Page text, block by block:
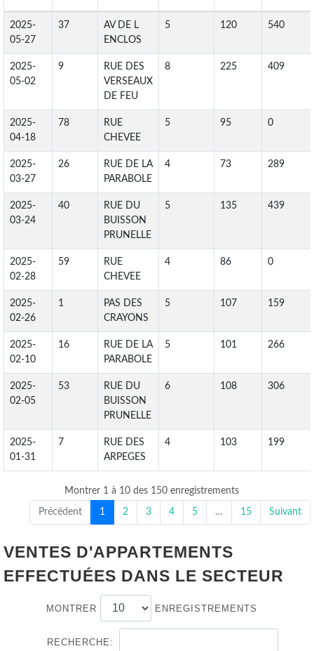
2025-
05-27
37
AV DE L
ENCLOS
5 120 540
2025-
05-02
9
RUE DES
VERSEAUX
DE FEU
8 225 409
2025-
04-18
78
RUE
CHEVEE
5 95 0
2025-
03-27
26
RUE DE LA
PARABOLE
4 73 289
2025-
03-24
40
RUE DU
BUISSON
PRUNELLE
5 135 439
2025-
02-28
59
RUE
CHEVEE
4 86 0
2025-
02-26
1
PAS DES
CRAYONS
5 107 159
2025-
02-10
16
RUE DE LA
PARABOLE
5 101 266
2025-
02-05
53
RUE DU
BUISSON
PRUNELLE
6 108 306
2025-
01-31
7
RUE DES
ARPEGES
4 103 199
Montrer 1 à 10 des 150 enregistrements
Précédent 1 2 3 4 5 … 15 Suivant
VENTES D'APPARTEMENTS
EFFECTUÉES DANS LE SECTEUR
MONTRER ENREGISTREMENTS
RECHERCHE: